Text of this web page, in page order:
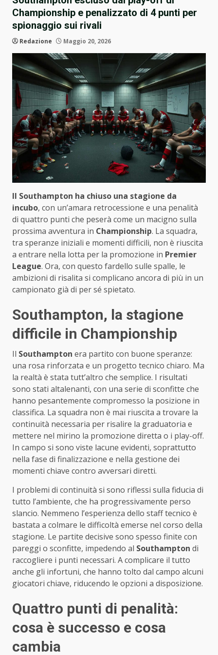
Championship e penalizzato di 4 punti per
spionaggio sui rivali
Redazione Maggio 20, 2026
Il Southampton ha chiuso una stagione da
incubo, con un’amara retrocessione e una penalità
di quattro punti che peserà come un macigno sulla
prossima avventura in Championship. La squadra,
tra speranze iniziali e momenti difficili, non è riuscita
a entrare nella lotta per la promozione in Premier
League. Ora, con questo fardello sulle spalle, le
ambizioni di risalita si complicano ancora di più in un
campionato già di per sé spietato.
Southampton, la stagione
difficile in Championship
Il Southampton era partito con buone speranze:
una rosa rinforzata e un progetto tecnico chiaro. Ma
la realtà è stata tutt’altro che semplice. I risultati
sono stati altalenanti, con una serie di sconfitte che
hanno pesantemente compromesso la posizione in
classifica. La squadra non è mai riuscita a trovare la
continuità necessaria per risalire la graduatoria e
mettere nel mirino la promozione diretta o i play-off.
In campo si sono viste lacune evidenti, soprattutto
nella fase di finalizzazione e nella gestione dei
momenti chiave contro avversari diretti.
I problemi di continuità si sono riflessi sulla fiducia di
tutto l’ambiente, che ha progressivamente perso
slancio. Nemmeno l’esperienza dello staff tecnico è
bastata a colmare le difficoltà emerse nel corso della
stagione. Le partite decisive sono spesso finite con
pareggi o sconfitte, impedendo al Southampton di
raccogliere i punti necessari. A complicare il tutto
anche gli infortuni, che hanno tolto dal campo alcuni
giocatori chiave, riducendo le opzioni a disposizione.
Quattro punti di penalità:
cosa è successo e cosa
cambia